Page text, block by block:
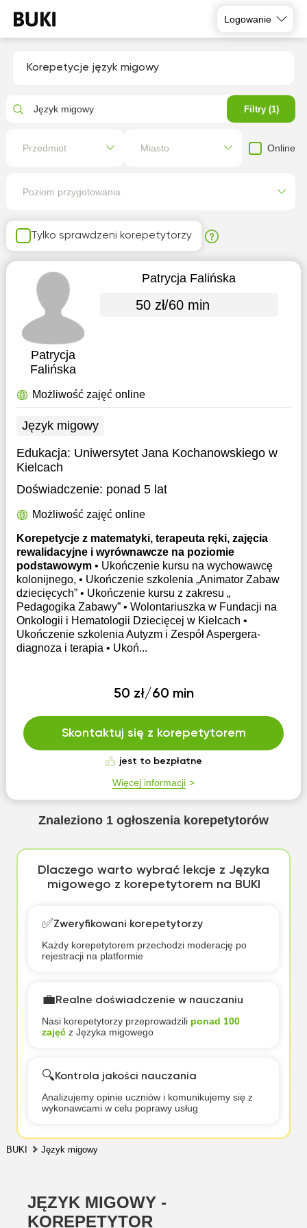
Logowanie
Korepetycje język migowy
Tylko sprawdzeni korepetytorzy
Patrycja
Falińska
Patrycja Falińska
50 zł/60 min
Możliwość zajęć online
Język migowy
Edukacja: Uniwersytet Jana Kochanowskiego w
Kielcach
Doświadczenie: ponad 5 lat
Możliwość zajęć online
Korepetycje z matematyki, terapeuta ręki, zajęcia
rewalidacyjne i wyrównawcze na poziomie
podstawowym • Ukończenie kursu na wychowawcę
kolonijnego, • Ukończenie szkolenia „Animator Zabaw
dziecięcych” • Ukończenie kursu z zakresu „
Pedagogika Zabawy” • Wolontariuszka w Fundacji na
Onkologii i Hematologii Dziecięcej w Kielcach •
Ukończenie szkolenia Autyzm i Zespół Aspergera-
diagnoza i terapia • Ukoń...
50 zł/60 min
Skontaktuj się z korepetytorem
jest to bezpłatne
Więcej informacji
Znaleziono 1 ogłoszenia korepetytorów
Dlaczego warto wybrać lekcje z Języka
migowego z korepetytorem na BUKI
✅Zweryfikowani korepetytorzy
Każdy korepetytorem przechodzi moderację po
rejestracji na platformie
💼Realne doświadczenie w nauczaniu
Nasi korepetytorzy przeprowadzili ponad 100
zajęćz Języka migowego
🔍Kontrola jakości nauczania
Analizujemy opinie uczniów i komunikujemy się z
wykonawcami w celu poprawy usług
BUKI Język migowy
Język migowy Filtry (1)
Przedmiot Miasto Online
Poziom przygotowania
JĘZYK MIGOWY -
KOREPETYTOR